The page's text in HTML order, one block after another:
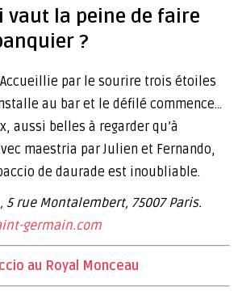
vaut la peine de faire
?
Accueillie par le sourire trois étoiles
au bar et le défilé commence…
aussi belles à regarder qu’à
maestria par Julien et Fernando,
de daurade est inoubliable.
, 5 rue Montalembert, 75007 Paris.
germain.com
au Royal Monceau